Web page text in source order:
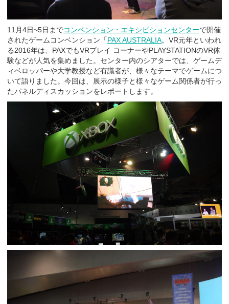
11月4日~5日までコンベンション・エキシビションセンターで開催
されたゲームコンベンション「PAX AUSTRALIA。VR元年といわれ
る2016年は、PAXでもVRプレイ コーナーやPLAYSTATIONのVR体
験などが人気を集めました。センター内のシアターでは、ゲームデ
ィベロッパーや大学教授など有識者が、様々なテーマでゲームにつ
いて語りました。今回は、展示の様子と様々なゲーム関係者が行っ
たパネルディスカッションをレポートします。